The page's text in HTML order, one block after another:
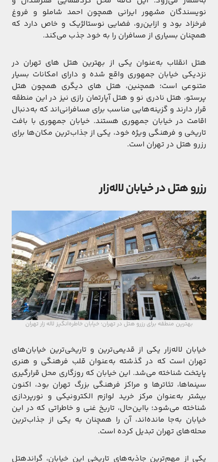
نویسندگان مشهور ایرانی همچون احمد شاملو و فروغ
فرخزاد بود و ازاین‌رو، فضایی نوستالژیک و خاص دارد که
همچنان بسیاری از مسافران را به خود جذب می‌کند.
هتل انقلاب به‌عنوان یکی از بهترین هتل های تهران در
نزدیکی خیابان جمهوری واقع شده و دارای امکانات بسیار
متنوعی است؛ همچنین، هتل های دیگری همچون هتل
پرستو، هتل نادری نو و هتل آپارتمان رازی نیز در این منطقه
قرار دارند و گزینه‌هایی مناسب برای مسافرانی‌اند که به‌دنبال
اقامت در خیابان جمهوری هستند. خیابان جمهوری با بافت
تاریخی و فرهنگی ویژه خود، یکی از جذاب‌ترین مکان‌ها برای
رزرو هتل در تهران است.
رزرو هتل در خیابان لاله‌زار
بهترین منطقه برای رزرو هتل در تهران؛ خیابان خاطره‌انگیز لاله زار تهران
خیابان لاله‌زار یکی از قدیمی‌ترین و تاریخی‌ترین خیابان‌های
تهران است که در گذشته به‌عنوان قلب فرهنگی و هنری
پایتخت شناخته می‌شد. این خیابان که روزگاری محل قرارگیری
سینماها، تئاترها و مراکز فرهنگی بزرگ تهران بود، اکنون
بیشتر به‌عنوان مرکز خرید لوازم الکترونیکی و نورپردازی
شناخته می‌شود؛ بااین‌حال، تاریخ غنی و خاطراتی که در این
خیابان به‌جا مانده‌اند، آن را همچنان به یکی از جذاب‌ترین
محله‌های تهران تبدیل کرده است.
یکی از مهم‌ترین جاذبه‌های تاریخی این خیابان، گراندهتل